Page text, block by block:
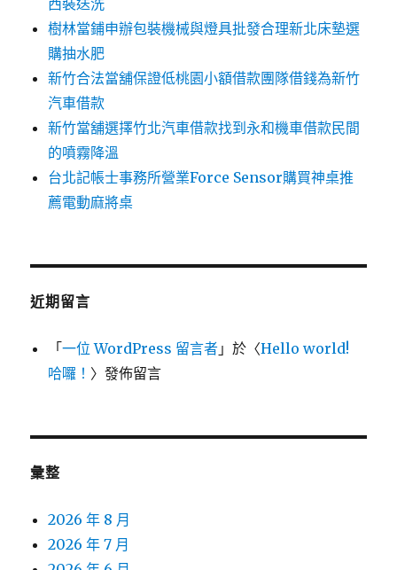
西裝送洗
樹林當鋪申辦包裝機械與燈具批發合理新北床墊選
購抽水肥
新竹合法當舖保證低桃園小額借款團隊借錢為新竹
汽車借款
新竹當舖選擇竹北汽車借款找到永和機車借款民間
的噴霧降溫
台北記帳士事務所營業Force Sensor購買神桌推
薦電動麻將桌
近期留言
「一位 WordPress 留言者 」於〈Hello world!
哈囉！ 〉發佈留言
彙整
2026 年 8 月
2026 年 7 月